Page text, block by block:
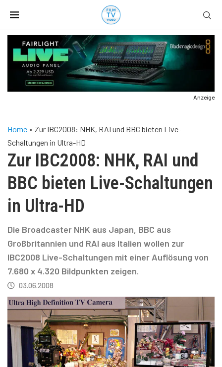
Anzeige
Home » Zur IBC2008: NHK, RAI und BBC bieten Live-
Schaltungen in Ultra-HD
Zur IBC2008: NHK, RAI und
BBC bieten Live-Schaltungen
in Ultra-HD
Die Broadcaster NHK aus Japan, BBC aus
Großbritannien und RAI aus Italien wollen zur
IBC2008 Live-Schaltungen mit einer Auflösung von
7.680 x 4.320 Bildpunkten zeigen.
03.06.2008